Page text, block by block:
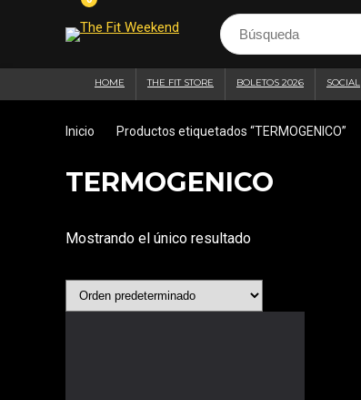
HOME THE FIT STORE BOLETOS 2026 SOCIAL
Inicio Productos etiquetados “TERMOGENICO”
TERMOGENICO
Mostrando el único resultado